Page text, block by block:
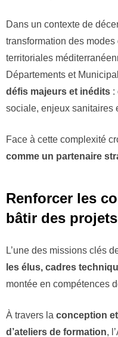
Dans un contexte de
transformation des
territoriales
Départements et
défis majeurs et inédits :
sociale, enjeux sanitaires
Face à cette complexité
comme un partenaire
Renforcer les
bâtir des
L’une des missions clés
les élus, cadres
montée en compétences
À travers la conception
d’ateliers de formation,